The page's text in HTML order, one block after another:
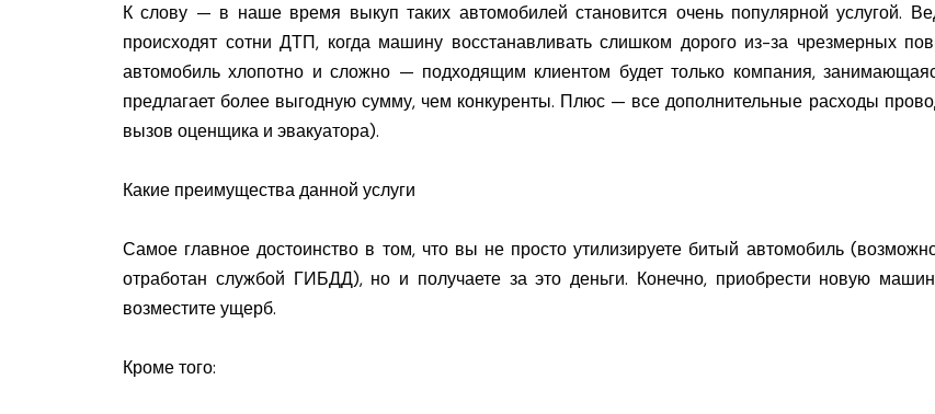
К слову — в наше время выкуп таких автомобилей становится очень популярной услугой.
происходят сотни ДТП, когда машину восстанавливать слишком дорого из-за чрезмерных
автомобиль хлопотно и сложно — подходящим клиентом будет только компания,
предлагает более выгодную сумму, чем конкуренты. Плюс — все дополнительные расходы
вызов оценщика и эвакуатора).
Какие преимущества данной услуги
Самое главное достоинство в том, что вы не просто утилизируете битый автомобиль
отработан службой ГИБДД), но и получаете за это деньги. Конечно, приобрести новую
возместите ущерб.
Кроме того: